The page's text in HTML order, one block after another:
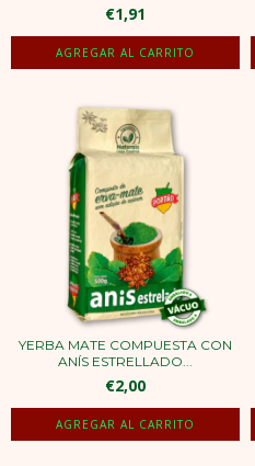
€1,91
YERBA MATE COMPUESTA CON
ANÍS ESTRELLADO...
€2,00